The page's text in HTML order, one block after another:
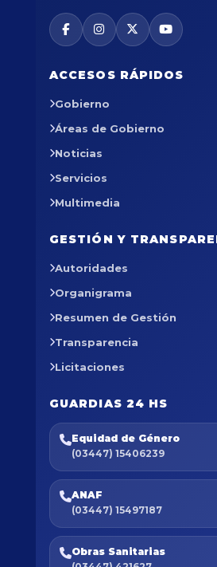
ACCESOS RÁPIDOS
Gobierno
Áreas de Gobierno
Noticias
Servicios
Multimedia
GESTIÓN Y
Autoridades
Organigrama
Resumen de Gestión
Transparencia
Licitaciones
GUARDIAS 24 HS
Equidad de Género
(03447) 15406239
ANAF
(03447) 15497187
Obras Sanitarias